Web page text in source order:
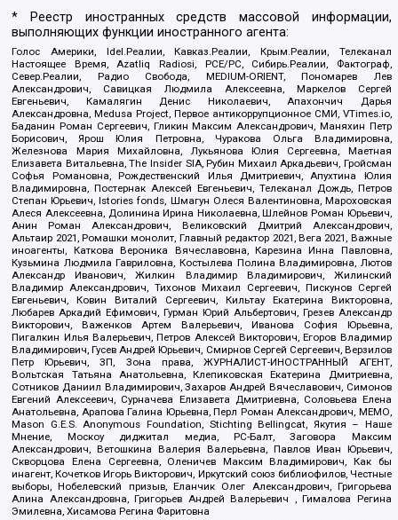
* Реестр иностранных средств массовой информации,
выполняющих функции иностранного агента:
Голос Америки, Idel.Реалии, Кавказ.Реалии, Крым.Реалии, Телеканал
Настоящее Время, Azatliq Radiosi, PCE/PC, Сибирь.Реалии, Фактограф,
Север.Реалии, Радио Свобода, MEDIUM-ORIENT, Пономарев Лев
Александрович, Савицкая Людмила Алексеевна, Маркелов Сергей
Евгеньевич, Камалягин Денис Николаевич, Апахончич Дарья
Александровна, Medusa Project, Первое антикоррупционное СМИ, VTimes.io,
Баданин Роман Сергеевич, Гликин Максим Александрович, Маняхин Петр
Борисович, Ярош Юлия Петровна, Чуракова Ольга Владимировна,
Железнова Мария Михайловна, Лукьянова Юлия Сергеевна, Маетная
Елизавета Витальевна, The Insider SIA, Рубин Михаил Аркадьевич, Гройсман
Софья Романовна, Рождественский Илья Дмитриевич, Апухтина Юлия
Владимировна, Постернак Алексей Евгеньевич, Телеканал Дождь, Петров
Степан Юрьевич, Istories fonds, Шмагун Олеся Валентиновна, Мароховская
Алеся Алексеевна, Долинина Ирина Николаевна, Шлейнов Роман Юрьевич,
Анин Роман Александрович, Великовский Дмитрий Александрович,
Альтаир 2021, Ромашки монолит, Главный редактор 2021, Вега 2021, Важные
иноагенты, Каткова Вероника Вячеславовна, Карезина Инна Павловна,
Кузьмина Людмила Гавриловна, Костылева Полина Владимировна, Лютов
Александр Иванович, Жилкин Владимир Владимирович, Жилинский
Владимир Александрович, Тихонов Михаил Сергеевич, Пискунов Сергей
Евгеньевич, Ковин Виталий Сергеевич, Кильтау Екатерина Викторовна,
Любарев Аркадий Ефимович, Гурман Юрий Альбертович, Грезев Александр
Викторович, Важенков Артем Валерьевич, Иванова София Юрьевна,
Пигалкин Илья Валерьевич, Петров Алексей Викторович, Егоров Владимир
Владимирович, Гусев Андрей Юрьевич, Смирнов Сергей Сергеевич, Верзилов
Петр Юрьевич, ЗП, Зона права, ЖУРНАЛИСТ-ИНОСТРАННЫЙ АГЕНТ,
Вольтская Татьяна Анатольевна, Клепиковская Екатерина Дмитриевна,
Сотников Даниил Владимирович, Захаров Андрей Вячеславович, Симонов
Евгений Алексеевич, Сурначева Елизавета Дмитриевна, Соловьева Елена
Анатольевна, Арапова Галина Юрьевна, Перл Роман Александрович, МЕМО,
Mason G.E.S. Anonymous Foundation, Stichting Bellingcat, Якутия – Наше
Мнение, Москоу диджитал медиа, РС-Балт, Заговора Максим
Александрович, Ветошкина Валерия Валерьевна, Павлов Иван Юрьевич,
Скворцова Елена Сергеевна, Оленичев Максим Владимирович, Как бы
инагент, Кочетков Игорь Викторович, Иркутский союз библиофилов, Честные
выборы, Нобелевский призыв, Еланчик Олег Александрович, Григорьева
Алина Александровна, Григорьев Андрей Валерьевич , Гималова Регина
Эмилевна, Хисамова Регина Фаритовна